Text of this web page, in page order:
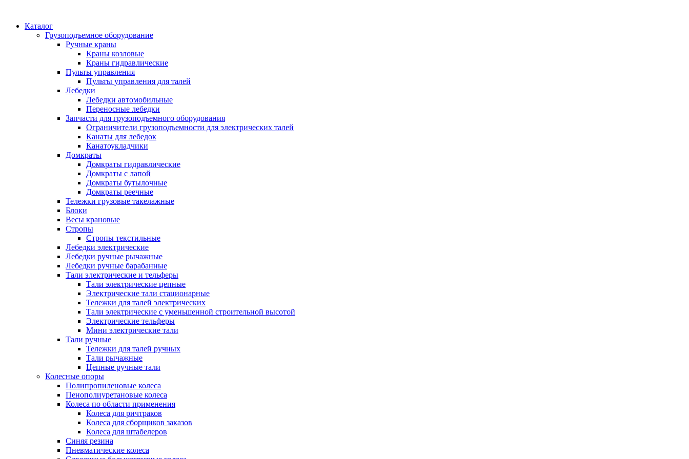
Каталог
Грузоподъемное оборудование
Ручные краны
Краны козловые
Краны гидравлические
Пульты управления
Пульты управления для талей
Лебедки
Лебедки автомобильные
Переносные лебедки
Запчасти для грузоподъемного оборудования
Ограничители грузоподъемности для электрических талей
Канаты для лебедок
Канатоукладчики
Домкраты
Домкраты гидравлические
Домкраты с лапой
Домкраты бутылочные
Домкраты реечные
Тележки грузовые такелажные
Блоки
Весы крановые
Стропы
Стропы текстильные
Лебедки электрические
Лебедки ручные рычажные
Лебедки ручные барабанные
Тали электрические и тельферы
Тали электрические цепные
Электрические тали стационарные
Тележки для талей электрических
Тали электрические с уменьшенной строительной высотой
Электрические тельферы
Мини электрические тали
Тали ручные
Тележки для талей ручных
Тали рычажные
Цепные ручные тали
Колесные опоры
Полипропиленовые колеса
Пенополиуретановые колеса
Колеса по области применения
Колеса для ричтраков
Колеса для сборщиков заказов
Колеса для штабелеров
Синяя резина
Пневматические колеса